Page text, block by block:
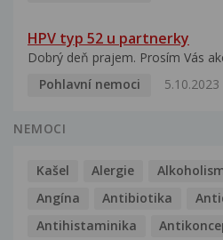
HPV typ 52 u partnerky
Dobrý deň prajem. Prosím Vás
Pohlavní nemoci
5.10.2023
NEMOCI
Kašel Alergie
Angína
Antibiotika
Antihistaminika